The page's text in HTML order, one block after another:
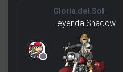
Gloria.del.Sol
Leyenda Shadow